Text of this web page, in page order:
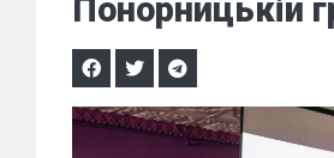
Понорницькій